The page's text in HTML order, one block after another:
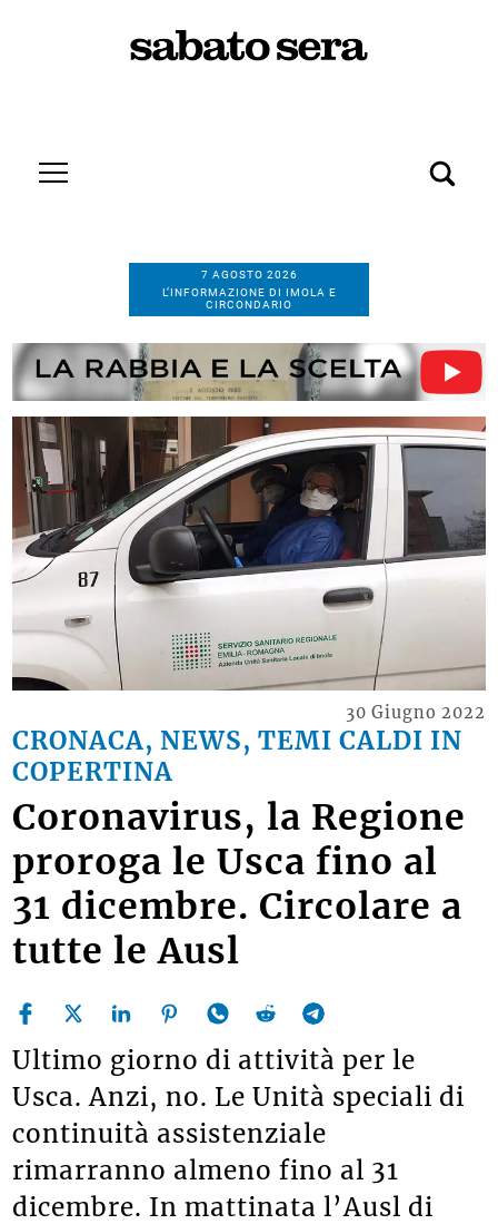
7 AGOSTO 2026
L’INFORMAZIONE DI IMOLA E
CIRCONDARIO
CRONACA, NEWS, TEMI CALDI IN
COPERTINA
30 Giugno 2022
Coronavirus, la Regione
proroga le Usca fino al
31 dicembre. Circolare a
tutte le Ausl
Ultimo giorno di attività per le
Usca. Anzi, no. Le Unità speciali di
continuità assistenziale
rimarranno almeno fino al 31
dicembre. In mattinata l’Ausl di